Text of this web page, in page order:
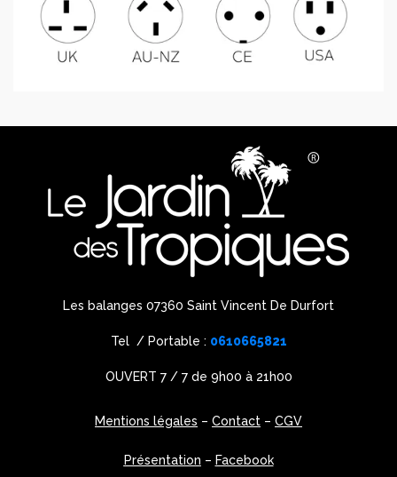
Les balanges 07360 Saint Vincent De Durfort
Tel / Portable : 0610665821
OUVERT 7 / 7 de 9h00 à 21h00
Mentions légales – Contact – CGV
Présentation – Facebook